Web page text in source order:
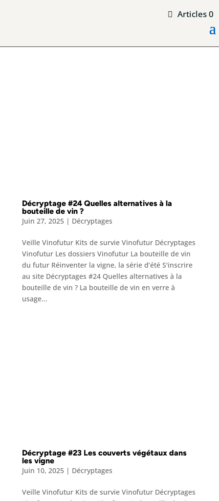
Articles 0
Décryptage #24 Quelles alternatives à la
bouteille de vin ?
Juin 27, 2025| Décryptages
Veille Vinofutur Kits de survie Vinofutur Décryptages
Vinofutur Les dossiers Vinofutur La bouteille de vin
du futur Réinventer la vigne, la série d’été S'inscrire
au site Décryptages #24 Quelles alternatives à la
bouteille de vin ? La bouteille de vin en verre à
usage...
Décryptage #23 Les couverts végétaux dans
les vigne
Juin 10, 2025| Décryptages
Veille Vinofutur Kits de survie Vinofutur Décryptages